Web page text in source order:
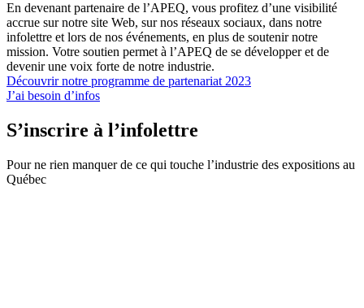
En devenant partenaire de l’APEQ, vous profitez d’une visibilité
accrue sur notre site Web, sur nos réseaux sociaux, dans notre
infolettre et lors de nos événements, en plus de soutenir notre
mission. Votre soutien permet à l’APEQ de se développer et de
devenir une voix forte de notre industrie.
Découvrir notre programme de partenariat 2023
J’ai besoin d’infos
S’inscrire à l’infolettre
Pour ne rien manquer de ce qui touche l’industrie des expositions au
Québec